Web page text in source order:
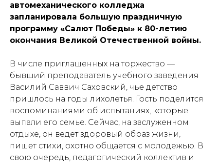
автомеханического колледжа
запланировала большую праздничную
программу «Салют Победы» к 80-летию
окончания Великой Отечественной войны.
В числе приглашенных на торжество —
бывший преподаватель учебного заведения
Василий Саввич Саховский, чье детство
пришлось на годы лихолетья. Гость поделится
воспоминаниями об испытаниях, которые
выпали его семье. Сейчас, на заслуженном
отдыхе, он ведет здоровый образ жизни,
пишет стихи, охотно общается с молодежью. В
свою очередь, педагогический коллектив и